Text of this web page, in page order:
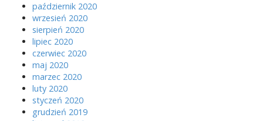
październik 2020
wrzesień 2020
sierpień 2020
lipiec 2020
czerwiec 2020
maj 2020
marzec 2020
luty 2020
styczeń 2020
grudzień 2019